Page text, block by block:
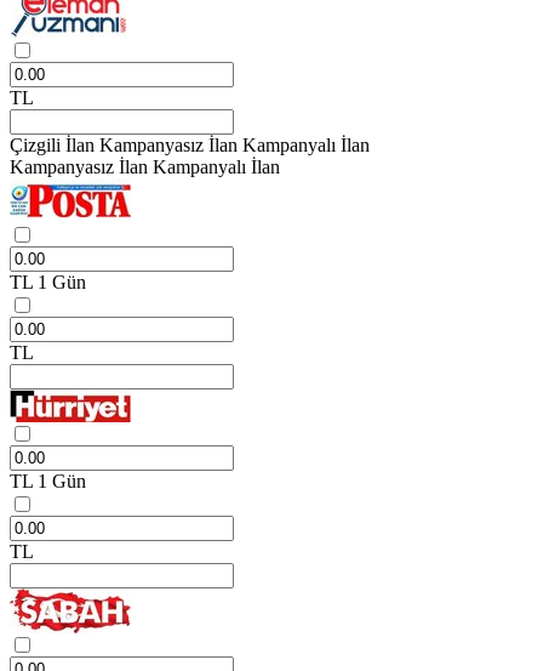
TL
Çizgili İlan Kampanyasız İlan Kampanyalı İlan
Kampanyasız İlan Kampanyalı İlan
TL 1 Gün
TL
TL 1 Gün
TL